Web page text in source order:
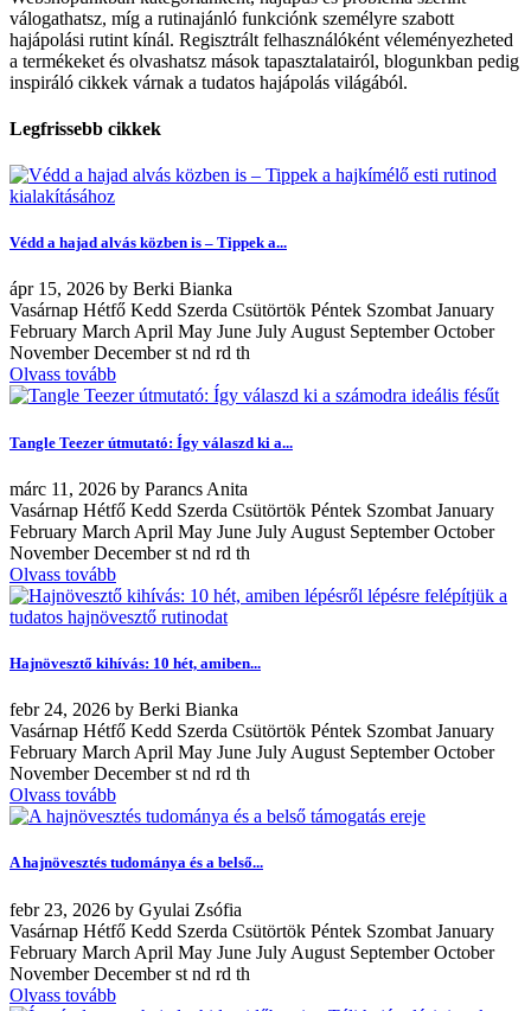
válogathatsz, míg a rutinajánló funkciónk személyre szabott
hajápolási rutint kínál. Regisztrált felhasználóként véleményezheted
a termékeket és olvashatsz mások tapasztalatairól, blogunkban pedig
inspiráló cikkek várnak a tudatos hajápolás világából.
Legfrissebb cikkek
Védd a hajad alvás közben is – Tippek a...
ápr 15, 2026 by Berki Bianka
Vasárnap Hétfő Kedd Szerda Csütörtök Péntek Szombat January
February March April May June July August September October
November December st nd rd th
Olvass tovább
Tangle Teezer útmutató: Így válaszd ki a...
márc 11, 2026 by Parancs Anita
Vasárnap Hétfő Kedd Szerda Csütörtök Péntek Szombat January
February March April May June July August September October
November December st nd rd th
Olvass tovább
Hajnövesztő kihívás: 10 hét, amiben...
febr 24, 2026 by Berki Bianka
Vasárnap Hétfő Kedd Szerda Csütörtök Péntek Szombat January
February March April May June July August September October
November December st nd rd th
Olvass tovább
A hajnövesztés tudománya és a belső...
febr 23, 2026 by Gyulai Zsófia
Vasárnap Hétfő Kedd Szerda Csütörtök Péntek Szombat January
February March April May June July August September October
November December st nd rd th
Olvass tovább